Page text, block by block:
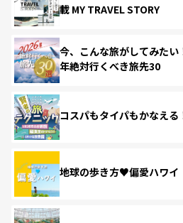
載 MY TRAVEL STORY
今、こんな旅がしてみた
年絶対行くべき旅先30
コスパもタイパもかなえ
地球の歩き方♥偏愛ハワイ